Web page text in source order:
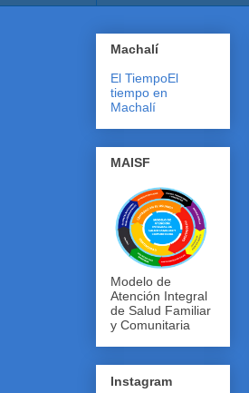
Machalí
El TiempoEl
tiempo en
Machalí
MAISF
Modelo de
Atención Integral
de Salud Familiar
y Comunitaria
Instagram